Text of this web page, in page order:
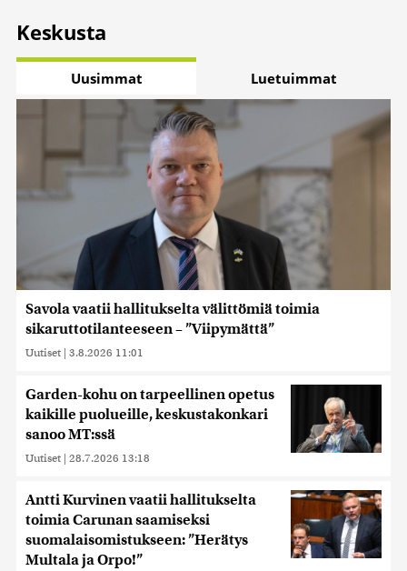
Keskusta
Uusimmat Luetuimmat
Savola vaatii hallitukselta välittömiä toimia
sikaruttotilanteeseen – ”Viipymättä”
Uutiset | 3.8.2026 11:01
Garden-kohu on tarpeellinen opetus
kaikille puolueille, keskustakonkari
sanoo MT:ssä
Uutiset | 28.7.2026 13:18
Antti Kurvinen vaatii hallitukselta
toimia Carunan saamiseksi
suomalaisomistukseen: ”Herätys
Multala ja Orpo!”